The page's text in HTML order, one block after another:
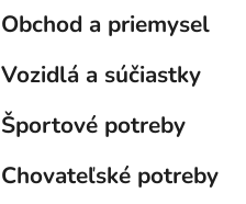
Obchod a priemysel
Vozidlá a súčiastky
Športové potreby
Chovateľské potreby